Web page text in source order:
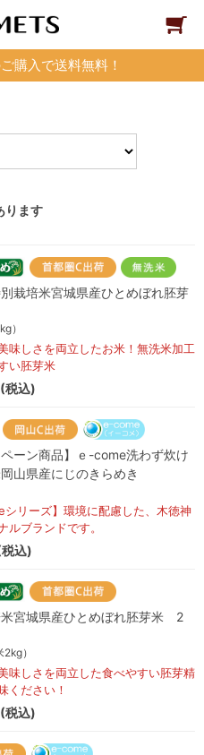
購入で送料無料！
ります
栽培米宮城県産ひとめぼれ胚芽
）
味しさを両立したお米！無洗米加工
い胚芽米
税込)
ペーン商品】ｅ-come洗わず炊け
山県産にじのきらめき
シリーズ】環境に配慮した、木徳神
ルブランドです。
込)
宮城県産ひとめぼれ胚芽米 2
2kg）
味しさを両立した食べやすい胚芽精
ください！
税込)